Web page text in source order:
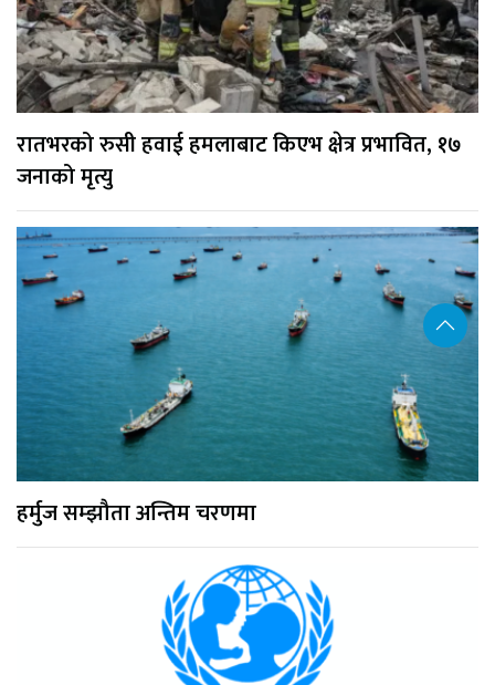
रातभरको रुसी हवाई हमलाबाट किएभ क्षेत्र प्रभावित, १७
जनाको मृत्यु
हर्मुज सम्झौता अन्तिम चरणमा